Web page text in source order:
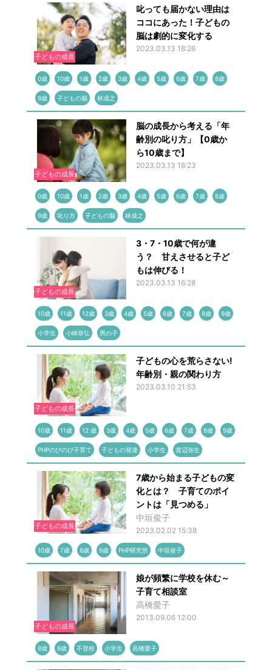
子どもの成長
叱っても届かない理由は
ココにあった！子どもの
脳は劇的に変化する
2023.03.13 18:26
0歳 10歳 1歳 2歳 3歳 4歳 5歳 6歳 7歳 8歳
9歳 子どもの脳 林成之
子どもの成長
脳の成長から考える「年
齢別の叱り方」【0歳か
ら10歳まで】
2023.03.13 18:23
0歳 10歳 1歳 2歳 3歳 4歳 5歳 6歳 7歳 8歳
9歳 叱り方 子どもの脳 林成之
子どもの成長
3・7・10歳で何が違
う？ 甘えさせると子ど
もは伸びる！
2023.03.13 16:28
10歳 11歳 12歳 3歳 4歳 5歳 6歳 7歳 8歳 9歳
小学生 小崎恭弘 男の子
子どもの成長
子どもの心を荒らさない!
年齢別・親の関わり方
2023.03.10 21:53
10歳 11歳 12 歳 3歳 4歳 5歳 6歳 7歳 8歳 9歳
PHPのびのび子育て 子どもの発達 小学生 渡辺弥生
子どもの成長
7歳から始まる子どもの変
化とは？ 子育てのポイ
ントは「見つめる」
中垣俊子
2023.02.02 15:38
10歳 7歳 8歳 9歳 PHP研究所 中垣俊子
子どもの成長
娘が頻繁に学校を休む～
子育て相談室
高橋愛子
2013.09.06 12:00
8歳 9歳 不登校 小学生 高橋愛子